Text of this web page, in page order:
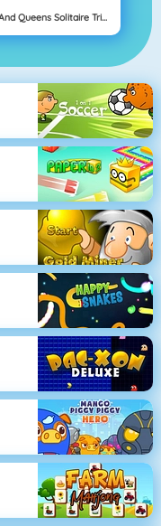
Kings And Queens Solitaire Tripeaks